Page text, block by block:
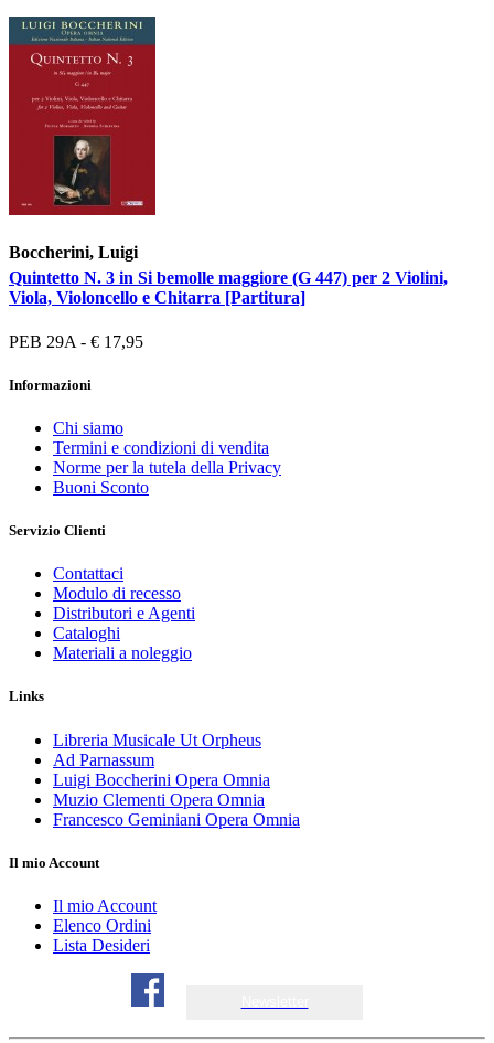
Boccherini, Luigi
Quintetto N. 3 in Si bemolle maggiore (G 447) per 2 Violini,
Viola, Violoncello e Chitarra [Partitura]
PEB 29A - € 17,95
Informazioni
Chi siamo
Termini e condizioni di vendita
Norme per la tutela della Privacy
Buoni Sconto
Servizio Clienti
Contattaci
Modulo di recesso
Distributori e Agenti
Cataloghi
Materiali a noleggio
Links
Libreria Musicale Ut Orpheus
Ad Parnassum
Luigi Boccherini Opera Omnia
Muzio Clementi Opera Omnia
Francesco Geminiani Opera Omnia
Il mio Account
Il mio Account
Elenco Ordini
Lista Desideri